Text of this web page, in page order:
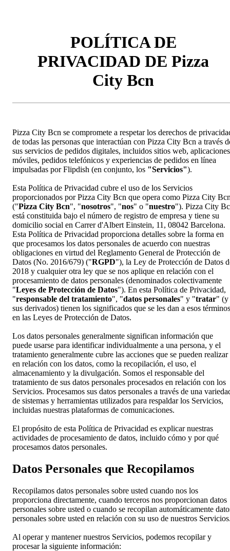
POLÍTICA DE
PRIVACIDAD DE Pizza
City Bcn
Pizza City Bcn se compromete a respetar los derechos de
de todas las personas que interactúan con Pizza City Bcn a través
sus servicios de pedidos digitales, incluidos sitios web, aplicaciones
móviles, pedidos telefónicos y experiencias de pedidos en línea
impulsadas por Flipdish (en conjunto, los "Servicios").
Esta Política de Privacidad cubre el uso de los Servicios
proporcionados por Pizza City Bcn que opera como Pizza City
("Pizza City Bcn", "nosotros", "nos" o "nuestro"). Pizza City
está constituida bajo el número de registro de empresa y tiene su
domicilio social en Carrer d'Albert Einstein, 11, 08042 Barcelona.
Esta Política de Privacidad proporciona detalles sobre la forma en
que procesamos los datos personales de acuerdo con nuestras
obligaciones en virtud del Reglamento General de Protección de
Datos (No. 2016/679) ("RGPD"), la Ley de Protección de Datos
2018 y cualquier otra ley que se nos aplique en relación con el
procesamiento de datos personales (denominados colectivamente
"Leyes de Protección de Datos"). En esta Política de Privacidad,
"responsable del tratamiento", "datos personales" y "tratar" (y
sus derivados) tienen los significados que se les dan a esos términos
en las Leyes de Protección de Datos.
Los datos personales generalmente significan información que
puede usarse para identificar individualmente a una persona, y el
tratamiento generalmente cubre las acciones que se pueden realizar
en relación con los datos, como la recopilación, el uso, el
almacenamiento y la divulgación. Somos el responsable del
tratamiento de sus datos personales procesados en relación con los
Servicios. Procesamos sus datos personales a través de una
de sistemas y herramientas utilizados para respaldar los Servicios,
incluidas nuestras plataformas de comunicaciones.
El propósito de esta Política de Privacidad es explicar nuestras
actividades de procesamiento de datos, incluido cómo y por qué
procesamos datos personales.
Datos Personales que Recopilamos
Recopilamos datos personales sobre usted cuando nos los
proporciona directamente, cuando terceros nos proporcionan datos
personales sobre usted o cuando se recopilan automáticamente
personales sobre usted en relación con su uso de nuestros
Al operar y mantener nuestros Servicios, podemos recopilar y
procesar la siguiente información: